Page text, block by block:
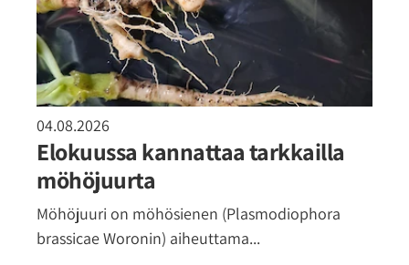
04.08.2026
Elokuussa kannattaa tarkkailla
möhöjuurta
Möhöjuuri on möhösienen (Plasmodiophora
brassicae Woronin) aiheuttama...